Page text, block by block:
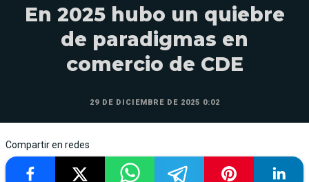
En 2025 hubo un quiebre
de paradigmas en
comercio de CDE
29 DE DICIEMBRE DE 2025 0:02
Compartir en redes